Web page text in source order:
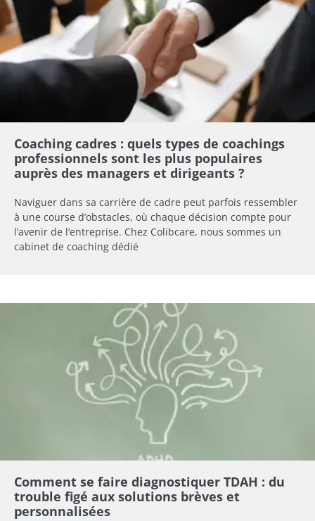
Coaching cadres : quels types de coachings
professionnels sont les plus populaires
auprès des managers et dirigeants ?
Naviguer dans sa carrière de cadre peut parfois ressembler
à une course d’obstacles, où chaque décision compte pour
l’avenir de l’entreprise. Chez Colibcare, nous sommes un
cabinet de coaching dédié
Comment se faire diagnostiquer TDAH : du
trouble figé aux solutions brèves et
personnalisées